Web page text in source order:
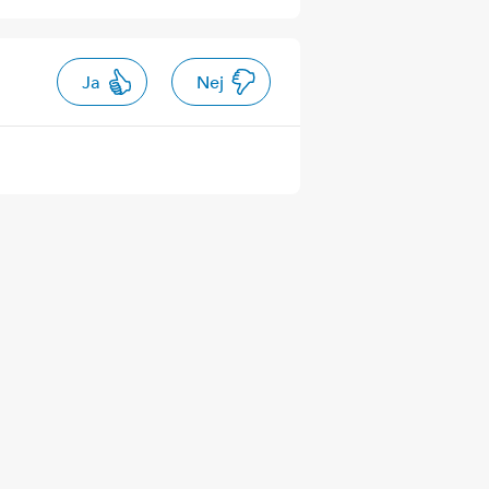
Ja Nej